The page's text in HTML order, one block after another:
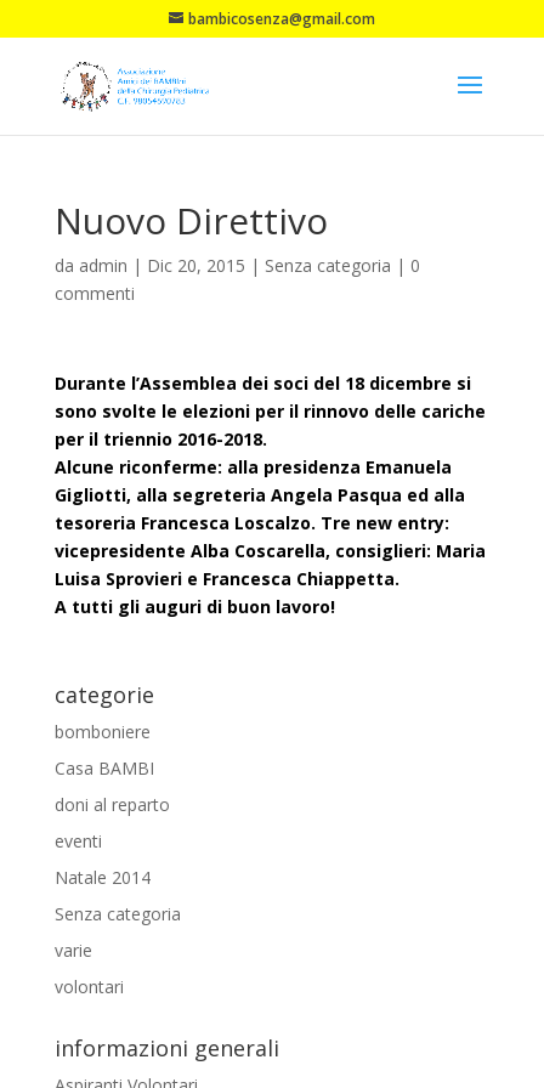
bambicosenza@gmail.com
Nuovo Direttivo
da admin | Dic 20, 2015 | Senza categoria | 0
commenti
Durante l’Assemblea dei soci del 18 dicembre si
sono svolte le elezioni per il rinnovo delle cariche
per il triennio 2016-2018.
Alcune riconferme: alla presidenza Emanuela
Gigliotti, alla segreteria Angela Pasqua ed alla
tesoreria Francesca Loscalzo. Tre new entry:
vicepresidente Alba Coscarella, consiglieri: Maria
Luisa Sprovieri e Francesca Chiappetta.
A tutti gli auguri di buon lavoro!
categorie
bomboniere
Casa BAMBI
doni al reparto
eventi
Natale 2014
Senza categoria
varie
volontari
informazioni generali